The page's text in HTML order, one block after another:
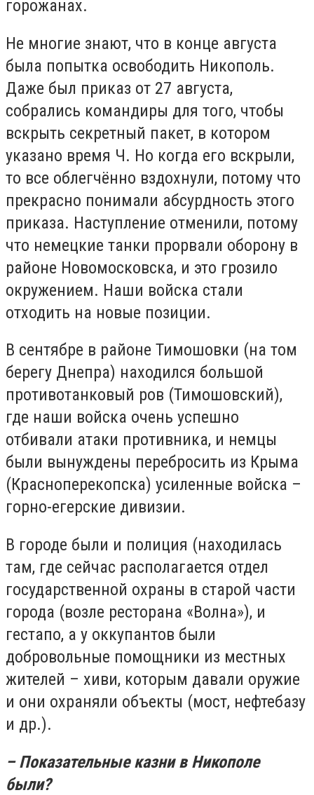
горожанах.
Не многие знают, что в конце августа
была попытка освободить Никополь.
Даже был приказ от 27 августа,
собрались командиры для того, чтобы
вскрыть секретный пакет, в котором
указано время Ч. Но когда его вскрыли,
то все облегчённо вздохнули, потому что
прекрасно понимали абсурдность этого
приказа. Наступление отменили, потому
что немецкие танки прорвали оборону в
районе Новомосковска, и это грозило
окружением. Наши войска стали
отходить на новые позиции.
В сентябре в районе Тимошовки (на том
берегу Днепра) находился большой
противотанковый ров (Тимошовский),
где наши войска очень успешно
отбивали атаки противника, и немцы
были вынуждены перебросить из Крыма
(Красноперекопска) усиленные войска –
горно-егерские дивизии.
В городе были и полиция (находилась
там, где сейчас располагается отдел
государственной охраны в старой части
города (возле ресторана «Волна»), и
гестапо, а у оккупантов были
добровольные помощники из местных
жителей – хиви, которым давали оружие
и они охраняли объекты (мост, нефтебазу
и др.).
– Показательные казни в Никополе
были?